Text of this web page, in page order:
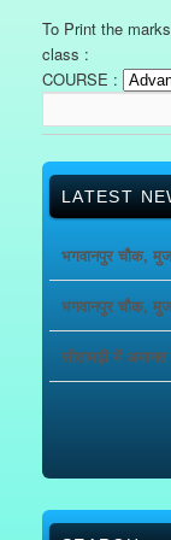
To Print the
class :
COURSE :
LATEST
भगवानपुर चौक,
भगवानपुर चौक,
सीतामढ़ी में